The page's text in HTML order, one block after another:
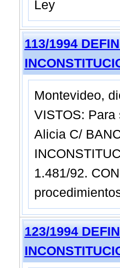
Ley
113/1994
Montevideo,
VISTOS:
Alicia C/
1.481/92.
123/1994